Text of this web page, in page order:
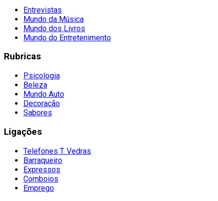
Entrevistas
Mundo da Música
Mundo dos Livros
Mundo do Entretenimento
Rubricas
Psicologia
Beleza
Mundo Auto
Decoração
Sabores
Ligações
Telefones T. Vedras
Barraqueiro
Expressos
Comboios
Emprego